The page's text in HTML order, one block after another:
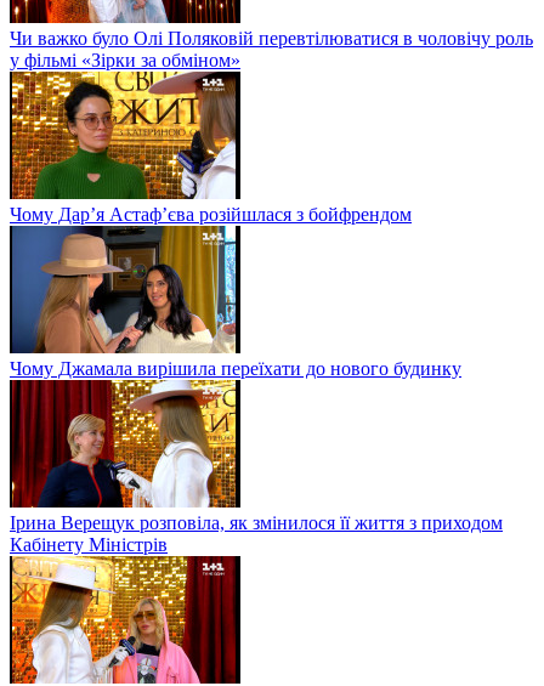
Чи важко було Олі Поляковій перевтілюватися в чоловічу роль
у фільмі «Зірки за обміном»
Чому Дар’я Астаф’єва розійшлася з бойфрендом
Чому Джамала вирішила переїхати до нового будинку
Ірина Верещук розповіла, як змінилося її життя з приходом
Кабінету Міністрів